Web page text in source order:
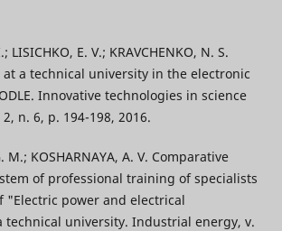
LISICHKO, E. V.; KRAVCHENKO, N. S.
at a technical university in the electronic
Innovative technologies in science
n. 6, p. 194-198, 2016.
M.; KOSHARNAYA, A. V. Comparative
of professional training of specialists
"Electric power and electrical
university. Industrial energy, v.